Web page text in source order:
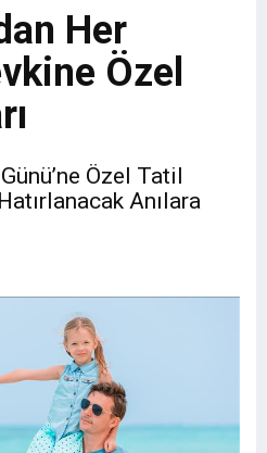
Her
Özel
Özel Tatil
Anılara